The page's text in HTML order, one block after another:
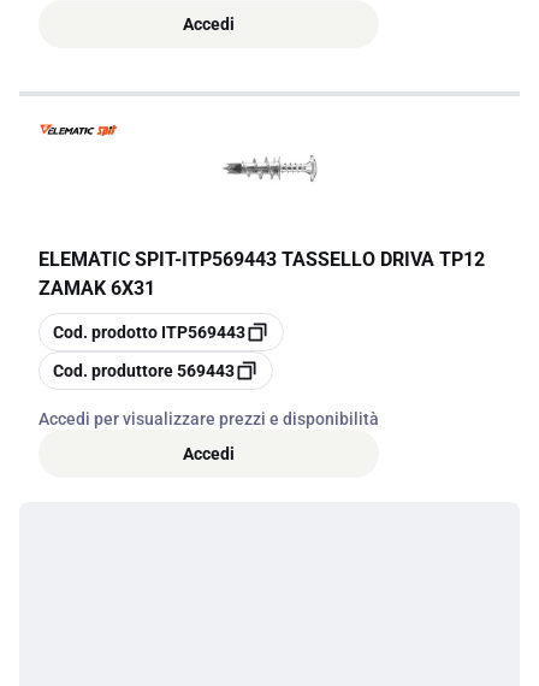
Accedi
ELEMATIC SPIT-ITP569443 TASSELLO DRIVA TP12
ZAMAK 6X31
copia
Cod. prodotto ITP569443
copia
Cod. produttore569443
Accedi per visualizzare prezzi e disponibilità
Accedi